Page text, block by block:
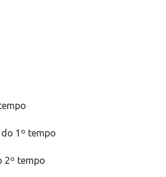
do 1º tempo
2º tempo